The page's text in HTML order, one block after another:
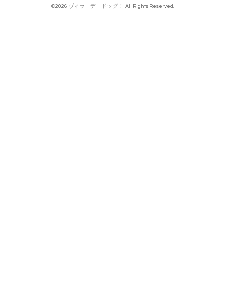
©2026 ヴィラ デ ドッグ！ . All Rights Reserved.